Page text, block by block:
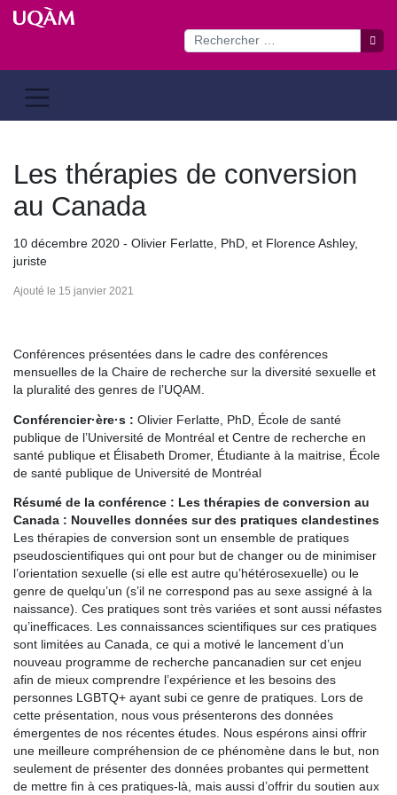
Passer
Les thérapies de conversion
au Canada
10 décembre 2020 - Olivier Ferlatte, PhD, et Florence Ashley,
juriste
Ajouté le 15 janvier 2021
Conférences présentées dans le cadre des conférences
mensuelles de la Chaire de recherche sur la diversité sexuelle et
la pluralité des genres de l’UQAM.
Conférencier·ère·s : Olivier Ferlatte, PhD, École de santé
publique de l’Université de Montréal et Centre de recherche en
santé publique et Élisabeth Dromer, Étudiante à la maitrise, École
de santé publique de Université de Montréal
Résumé de la conférence : Les thérapies de conversion au
Canada : Nouvelles données sur des pratiques clandestines
Les thérapies de conversion sont un ensemble de pratiques
pseudoscientifiques qui ont pour but de changer ou de minimiser
l’orientation sexuelle (si elle est autre qu’hétérosexuelle) ou le
genre de quelqu’un (s’il ne correspond pas au sexe assigné à la
naissance). Ces pratiques sont très variées et sont aussi néfastes
qu’inefficaces. Les connaissances scientifiques sur ces pratiques
sont limitées au Canada, ce qui a motivé le lancement d’un
nouveau programme de recherche pancanadien sur cet enjeu
afin de mieux comprendre l’expérience et les besoins des
personnes LGBTQ+ ayant subi ce genre de pratiques. Lors de
cette présentation, nous vous présenterons des données
émergentes de nos récentes études. Nous espérons ainsi offrir
une meilleure compréhension de ce phénomène dans le but, non
seulement de présenter des données probantes qui permettent
de mettre fin à ces pratiques-là, mais aussi d’offrir du soutien aux